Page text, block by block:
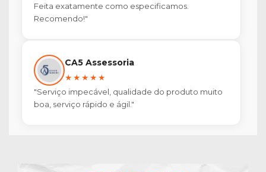
Feita exatamente como especificamos.
Recomendo!"
CA5 Assessoria
★★★★★
"Serviço impecável, qualidade do produto muito
boa, serviço rápido e ágil."